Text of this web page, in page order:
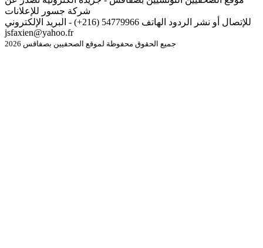
شركة جسور للإعلانات
للإتصال أو نشر الردود الهاتف 54779966 (216+) - البريد الإلكتروني
jsfaxien@yahoo.fr
جميع الحقوق محفوظة لموقع الصحفيين بصفاقس 2026